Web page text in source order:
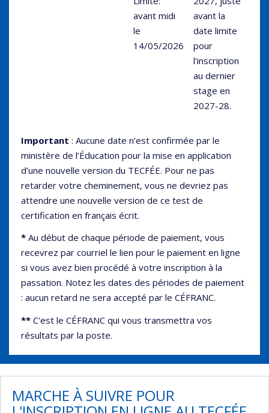
avant midi
le
14/05/2026
avant la
date limite
pour
l'inscription
au dernier
stage en
2027-28.
Important : Aucune date n’est confirmée par le
ministère de l’Éducation pour la mise en application
d’une nouvelle version du TECFÉE. Pour ne pas
retarder votre cheminement, vous ne devriez pas
attendre une nouvelle version de ce test de
certification en français écrit.
* Au début de chaque période de paiement, vous
recevrez par courriel le lien pour le paiement en ligne
si vous avez bien procédé à votre inscription à la
passation. Notez les dates des périodes de paiement
: aucun retard ne sera accepté par le CÉFRANC.
** C'est le CÉFRANC qui vous transmettra vos
résultats par la poste.
MARCHE À SUIVRE POUR